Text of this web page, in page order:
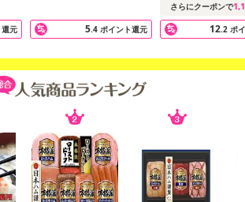
還元 5.4 ポイント還元
さらにクーポンで
12.2 ポ